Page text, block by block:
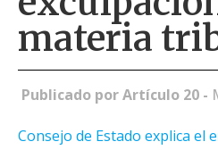
materia
Publicado por Artículo 20 -
Consejo de Estado explica